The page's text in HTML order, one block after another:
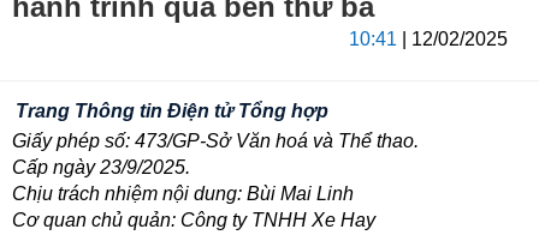
hành trình qua bên thứ ba
10:41 | 12/02/2025
Trang Thông tin Điện tử Tổng hợp
Giấy phép số: 473/GP-Sở Văn hoá và Thể thao.
Cấp ngày 23/9/2025.
Chịu trách nhiệm nội dung: Bùi Mai Linh
Cơ quan chủ quản: Công ty TNHH Xe Hay